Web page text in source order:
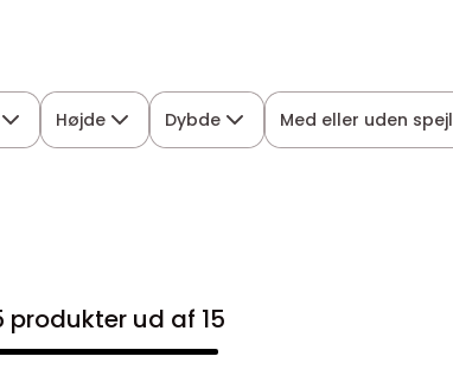
Højde Dybde Med eller uden spejl
produkter ud af 15